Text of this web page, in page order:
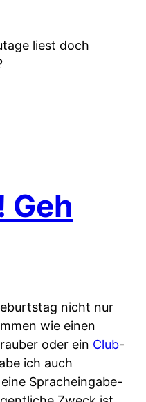
liest doch
Geh
nicht nur
wie einen
oder ein Club-
ich auch
Spracheingabe-